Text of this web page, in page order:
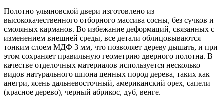
Полотно ульяновской двери изготовлено из
высококачественного отборного массива сосны, без сучков и
смоляных карманов. Во избежание деформаций, связанных с
изменением внешней среды, все детали облицовываются
тонким слоем МДФ 3 мм, что позволяет дереву дышать, и при
этом сохраняет правильную геометрию дверного полотна. В
качестве отделочных материалов используется несколько
видов натурального шпона ценных пород дерева, таких как
анегри, ясень дальневосточный, американский орех, сапели
(красное дерево), черный абрикос, дуб, венге.